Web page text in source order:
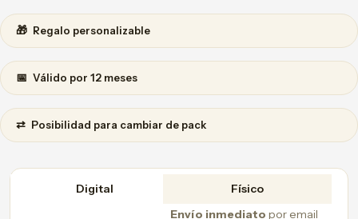
🎁 Regalo personalizable
📅 Válido por 12 meses
⇄ Posibilidad para cambiar de pack
Digital
Físico
Envío inmediato por email